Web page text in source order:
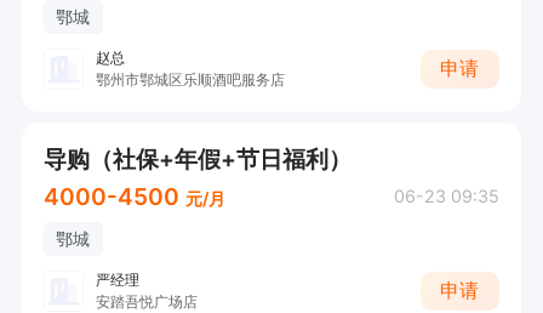
鄂城
赵总
鄂州市鄂城区乐顺酒吧服务店
申请
导购（社保+年假+节日福利）
4000-4500 元/月 06-23 09:35
鄂城
严经理
安踏吾悦广场店
申请